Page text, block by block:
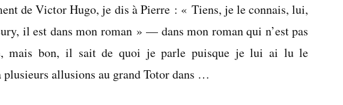
de Victor Hugo, je dis à Pierre : « Tiens, je le connais, lui,
il est dans mon roman » — dans mon roman qui n’est pas
mais bon, il sait de quoi je parle puisque je lui ai lu le
allusions au grand Totor dans …